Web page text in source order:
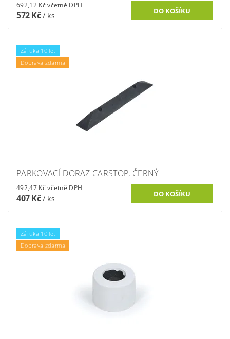
692,12 Kč včetně DPH
572 Kč/ ks
Záruka 10 let
Doprava zdarma
PARKOVACÍ DORAZ CARSTOP, ČERNÝ
492,47 Kč včetně DPH
407 Kč/ ks
Záruka 10 let
Doprava zdarma